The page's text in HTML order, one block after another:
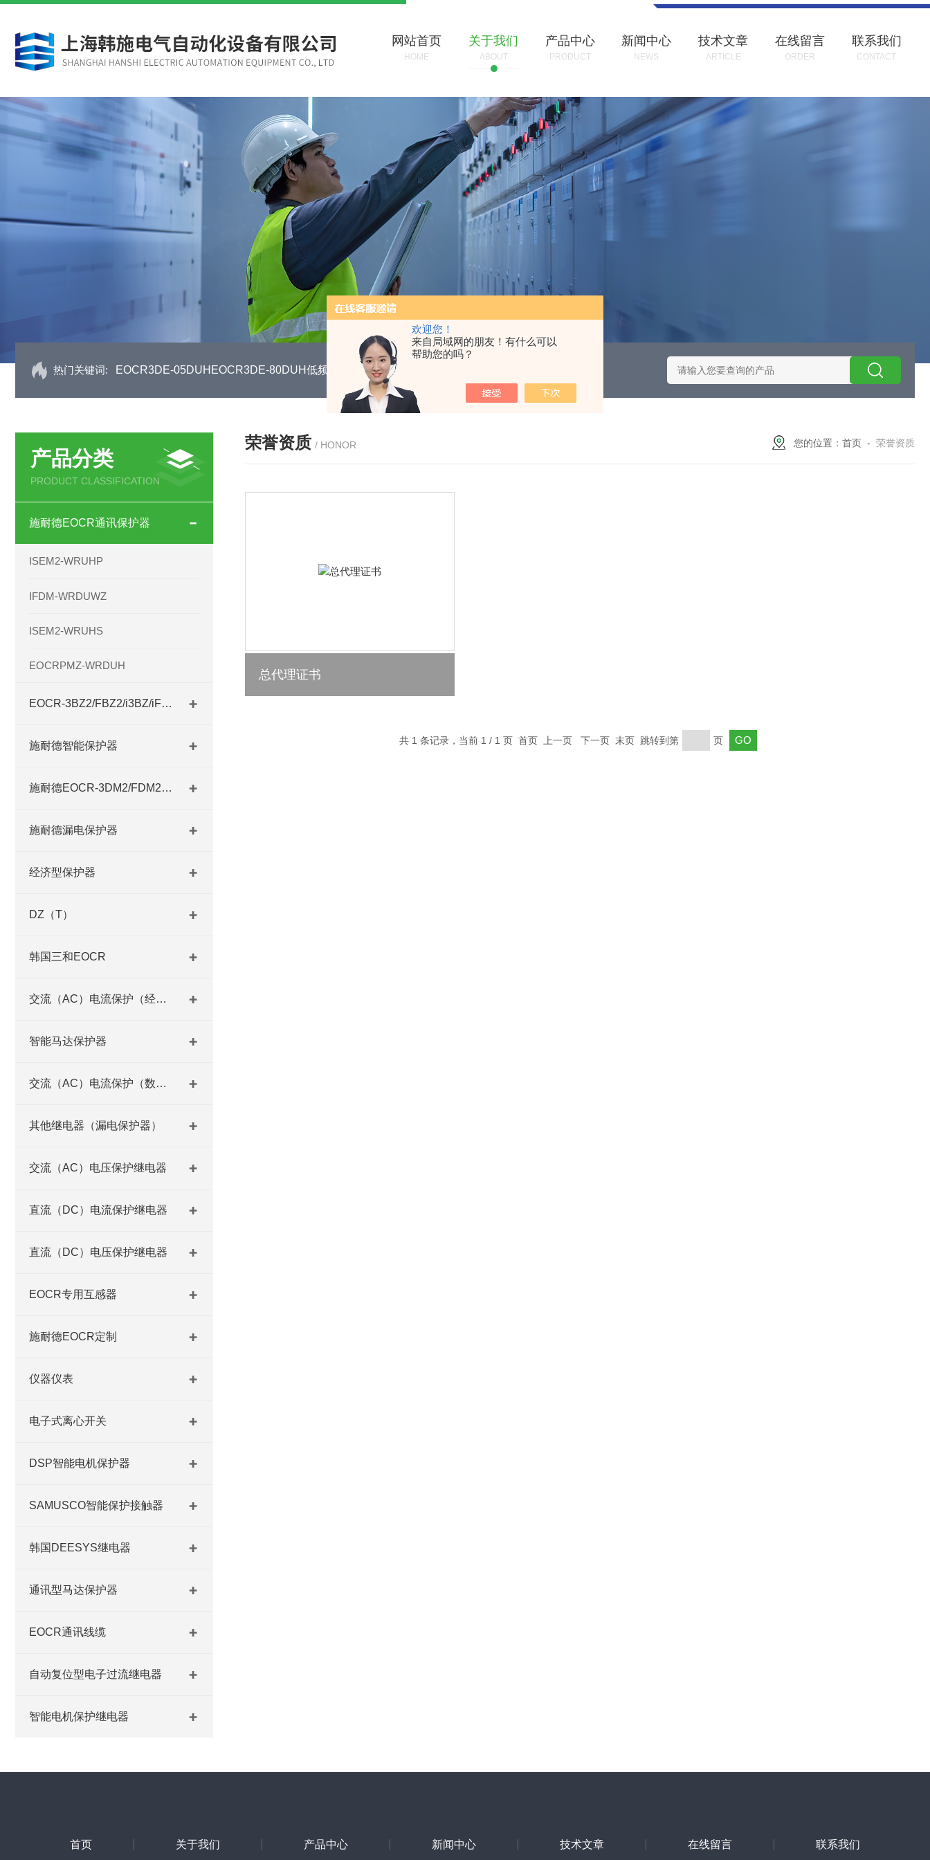
欢迎您！
来自局域网的朋友！有什么可以
帮助您的吗？
网站首页
HOME
关于我们
ABOUT
产品中心
PRODUCT
新闻中心
NEWS
技术文章
ARTICLE
在线留言
ORDER
联系我们
CONTACT
热门关键词: EOCR3DE-05DUHEOCR3DE-80DUH低频功能电机保护继电器 EOCR3DE-80DUHEOCR3DE施耐德智能保护器选型 EOCRSE2-05RSEOCR-SE2施耐德电流保
产品分类
PRODUCT CLASSIFICATION
施耐德EOCR通讯保护器
ISEM2-WRUHP
IFDM-WRDUWZ
ISEM2-WRUHS
EOCRPMZ-WRDUH
EOCR-3BZ2/FBZ2/i3BZ/iFBZ
施耐德智能保护器
施耐德EOCR-3DM2/FDM2系列
施耐德漏电保护器
经济型保护器
DZ（T）
韩国三和EOCR
交流（AC）电流保护（经济型）
智能马达保护器
交流（AC）电流保护（数码型）
其他继电器（漏电保护器）
交流（AC）电压保护继电器
直流（DC）电流保护继电器
直流（DC）电压保护继电器
EOCR专用互感器
施耐德EOCR定制
仪器仪表
电子式离心开关
DSP智能电机保护器
SAMUSCO智能保护接触器
韩国DEESYS继电器
通讯型马达保护器
EOCR通讯线缆
自动复位型电子过流继电器
智能电机保护继电器
荣誉资质 / HONOR 您的位置： 首页 - 荣誉资质
总代理证书
共 1 条记录，当前 1 / 1 页 首页 上一页 下一页 末页 跳转到第 页
首页 关于我们 产品中心 新闻中心 技术文章 在线留言 联系我们